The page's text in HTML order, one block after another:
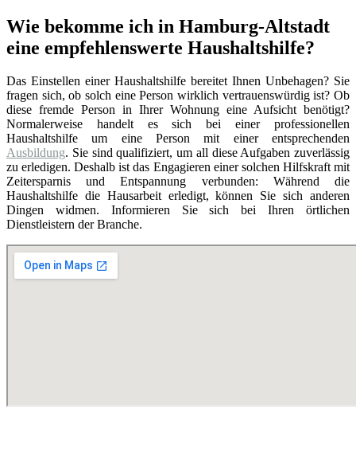
Wie bekomme ich in Hamburg-Altstadt
eine empfehlenswerte Haushaltshilfe?
Das Einstellen einer Haushaltshilfe bereitet Ihnen Unbehagen? Sie
fragen sich, ob solch eine Person wirklich vertrauenswürdig ist? Ob
diese fremde Person in Ihrer Wohnung eine Aufsicht benötigt?
Normalerweise handelt es sich bei einer professionellen
Haushaltshilfe um eine Person mit einer entsprechenden
Ausbildung. Sie sind qualifiziert, um all diese Aufgaben zuverlässig
zu erledigen. Deshalb ist das Engagieren einer solchen Hilfskraft mit
Zeitersparnis und Entspannung verbunden: Während die
Haushaltshilfe die Hausarbeit erledigt, können Sie sich anderen
Dingen widmen. Informieren Sie sich bei Ihren örtlichen
Dienstleistern der Branche.